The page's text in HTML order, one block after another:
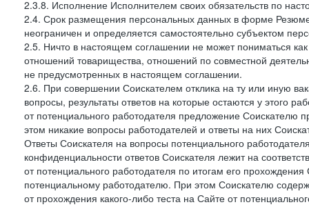
2.3.8. Исполнение Исполнителем своих обязательств по
2.4. Срок размещения персональных данных в форме
неограничен и определяется самостоятельно субъектом
2.5. Ничто в настоящем соглашении не может пониматься
отношений товарищества, отношений по совместной
не предусмотренных в настоящем соглашении.
2.6. При совершении Соискателем отклика на ту или иную
вопросы, результаты ответов на которые остаются у этого
от потенциального работодателя предложение Соискателю
этом никакие вопросы работодателей и ответы на них
Ответы Соискателя на вопросы потенциального
конфиденциальности ответов Соискателя лежит на
от потенциального работодателя по итогам его
потенциальному работодателю. При этом Соискателю
от прохождения какого-либо теста на Сайте от